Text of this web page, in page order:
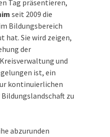
Tag präsentieren,
seit 2009 die
Bildungsbereich
hat. Sie wird zeigen,
der
und
ist, ein
kontinuierlichen
zu
abzurunden